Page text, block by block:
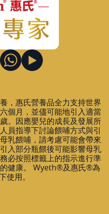
，惠氏營養品全力支持世界
個月，並儘可能地引入適當
。因應嬰兒的成長及發展所
員指導下討論餵哺方式與引
乳餵哺，請考慮可能會帶來
入部分瓶餵後可能影響母乳
必按照標籤上的指示進行準
健康。 Wyeth®及惠氏®為
使用。